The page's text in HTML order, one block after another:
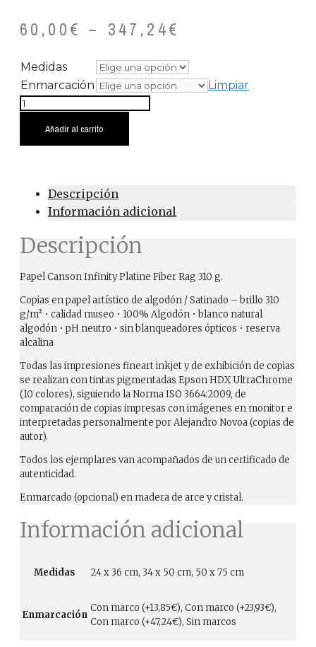
60,00€ – 347,24€
Medidas
Enmarcación
Limpiar
Entroido
Fareleiro
Añadir al carrito
Descripción
Información adicional
Descripción
Papel Canson Infinity Platine Fiber Rag 310 g.
Copias en papel artístico de algodón / Satinado – brillo 310
g/m² • calidad museo • 100% Algodón • blanco natural
algodón • pH neutro • sin blanqueadores ópticos • reserva
alcalina
Todas las impresiones fineart inkjet y de exhibición de copias
se realizan con tintas pigmentadas Epson HDX UltraChrome
(10 colores), siguiendo la Norma ISO 3664:2009, de
comparación de copias impresas con imágenes en monitor e
interpretadas personalmente por Alejandro Novoa (copias de
autor).
Todos los ejemplares van acompañados de un certificado de
autenticidad.
Enmarcado (opcional) en madera de arce y cristal.
Información adicional
Medidas 24 x 36 cm, 34 x 50 cm, 50 x 75 cm
Enmarcación
Con marco (+13,85€), Con marco (+23,93€),
Con marco (+47,24€), Sin marcos